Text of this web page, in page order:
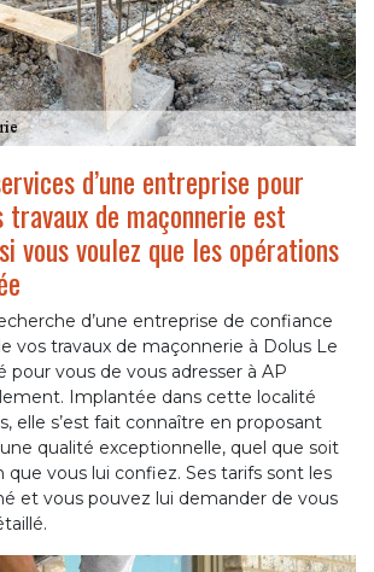
d’une entreprise pour
travaux de maçonnerie est
vous voulez que les opérations
d’une entreprise de confiance
vos travaux de maçonnerie à Dolus Le
pour vous de vous adresser à AP
Implantée dans cette localité
elle s’est fait connaître en proposant
qualité exceptionnelle, quel que soit
que vous lui confiez. Ses tarifs sont les
et vous pouvez lui demander de vous